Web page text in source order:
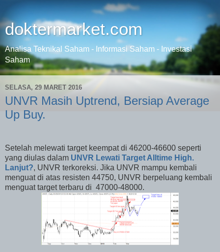
doktermarket.com
Analisa Teknikal Saham - Informasi Saham - Investasi
Saham
SELASA, 29 MARET 2016
UNVR Masih Uptrend, Bersiap Average
Up Buy.
Setelah melewati target keempat di 46200-46600 seperti
yang diulas dalam UNVR Lewati Target Alltime High.
Lanjut?, UNVR terkoreksi. Jika UNVR mampu kembali
menguat di atas resisten 44750, UNVR berpeluang kembali
menguat target terbaru di 47000-48000.